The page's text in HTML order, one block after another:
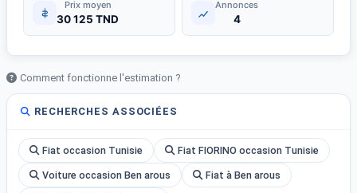
Prix moyen
30 125 TND
Annonces
4
Comment fonctionne l'estimation ?
RECHERCHES ASSOCIÉES
Fiat occasion Tunisie Fiat FIORINO occasion Tunisie
Voiture occasion Ben arous Fiat à Ben arous